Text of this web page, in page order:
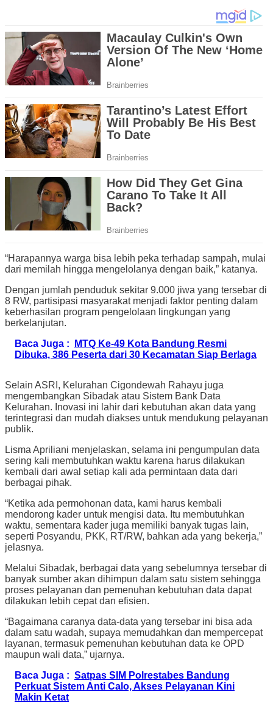
“Harapannya warga bisa lebih peka terhadap sampah, mulai
dari memilah hingga mengelolanya dengan baik,” katanya.
Dengan jumlah penduduk sekitar 9.000 jiwa yang tersebar di
8 RW, partisipasi masyarakat menjadi faktor penting dalam
keberhasilan program pengelolaan lingkungan yang
berkelanjutan.
Baca Juga :
MTQ Ke-49 Kota Bandung Resmi
Dibuka, 386 Peserta dari 30 Kecamatan Siap Berlaga
Selain ASRI, Kelurahan Cigondewah Rahayu juga
mengembangkan Sibadak atau Sistem Bank Data
Kelurahan. Inovasi ini lahir dari kebutuhan akan data yang
terintegrasi dan mudah diakses untuk mendukung pelayanan
publik.
Lisma Apriliani menjelaskan, selama ini pengumpulan data
sering kali membutuhkan waktu karena harus dilakukan
kembali dari awal setiap kali ada permintaan data dari
berbagai pihak.
“Ketika ada permohonan data, kami harus kembali
mendorong kader untuk mengisi data. Itu membutuhkan
waktu, sementara kader juga memiliki banyak tugas lain,
seperti Posyandu, PKK, RT/RW, bahkan ada yang bekerja,”
jelasnya.
Melalui Sibadak, berbagai data yang sebelumnya tersebar di
banyak sumber akan dihimpun dalam satu sistem sehingga
proses pelayanan dan pemenuhan kebutuhan data dapat
dilakukan lebih cepat dan efisien.
“Bagaimana caranya data-data yang tersebar ini bisa ada
dalam satu wadah, supaya memudahkan dan mempercepat
layanan, termasuk pemenuhan kebutuhan data ke OPD
maupun wali data,” ujarnya.
Baca Juga : Satpas SIM Polrestabes Bandung
Perkuat Sistem Anti Calo, Akses Pelayanan Kini
Makin Ketat